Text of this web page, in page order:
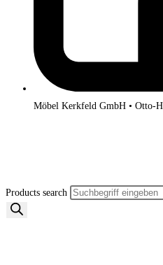
Möbel Kerkfeld GmbH • Otto-
Products search